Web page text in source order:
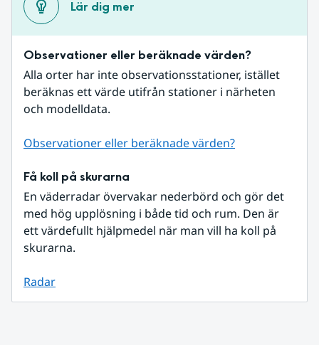
Lär dig mer
Observationer eller beräknade värden?
Alla orter har inte observationsstationer, istället
beräknas ett värde utifrån stationer i närheten
och modelldata.
Observationer eller beräknade värden?
Få koll på skurarna
En väderradar övervakar nederbörd och gör det
med hög upplösning i både tid och rum. Den är
ett värdefullt hjälpmedel när man vill ha koll på
skurarna.
Radar